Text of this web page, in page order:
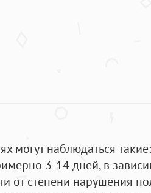
могут наблюдаться
3-14 дней, в
от степени нарушения